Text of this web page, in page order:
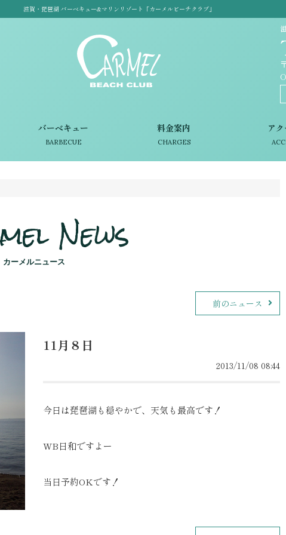
滋賀・琵琶湖 バーベキュー&マリンリゾート「カーメルビーチクラブ」
バーベキュー
BARBECUE
料金案内
CHARGES
ア
News
カーメルニュース
前のニュース
11月８日
2013/11/08 08:44
今日は琵琶湖も穏やかで、天気も最高です！
WB日和ですよー
当日予約OKです！